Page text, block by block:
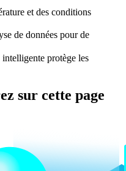
et des conditions
de données pour de
protège les
sur cette page